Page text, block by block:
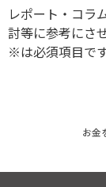
レポート・コラ
討等に参考にさ
※は必須項目です
お金